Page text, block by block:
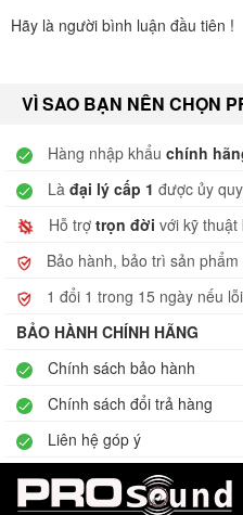
Hãy là người bình luận đầu tiên !
VÌ SAO BẠN NÊN CHỌN
Hàng nhập khẩu chính
Là đại lý cấp 1 được ủy
Hỗ trợ trọn đời với kỹ thuật
Bảo hành, bảo trì sản phẩm
1 đổi 1 trong 15 ngày nếu
BẢO HÀNH CHÍNH HÃNG
Chính sách bảo hành
Chính sách đổi trả hàng
Liên hệ góp ý